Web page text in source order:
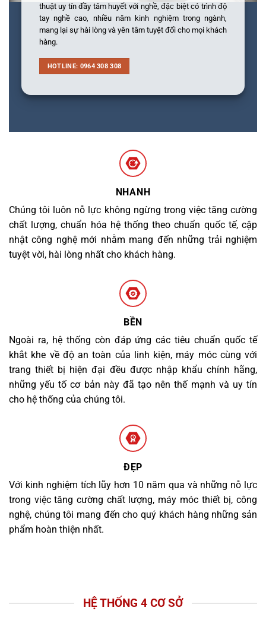
thuật uy tín đầy tâm huyết với nghề, đặc biệt có trình độ
tay nghề cao, nhiều năm kinh nghiệm trong ngành,
mang lại sự hài lòng và yên tâm tuyệt đối cho mọi khách
hàng.
HOTLINE: 0964 308 308
NHANH
Chúng tôi luôn nỗ lực không ngừng trong việc tăng cường
chất lượng, chuẩn hóa hệ thống theo chuẩn quốc tế, cập
nhật công nghệ mới nhằm mang đến những trải nghiệm
tuyệt vời, hài lòng nhất cho khách hàng.
BỀN
Ngoài ra, hệ thống còn đáp ứng các tiêu chuẩn quốc tế
khắt khe về độ an toàn của linh kiện, máy móc cùng với
trang thiết bị hiện đại đều được nhập khẩu chính hãng,
những yếu tố cơ bản này đã tạo nên thế mạnh và uy tín
cho hệ thống của chúng tôi.
ĐẸP
Với kinh nghiệm tích lũy hơn 10 năm qua và những nỗ lực
trong việc tăng cường chất lượng, máy móc thiết bị, công
nghệ, chúng tôi mang đến cho quý khách hàng những sản
phẩm hoàn thiện nhất.
HỆ THỐNG 4 CƠ SỞ